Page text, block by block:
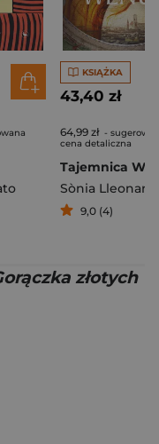
KSIĄŻKA
43,40 zł
64,99 zł -
cena detaliczna
Tajemnica
9,0 (4)
złotych